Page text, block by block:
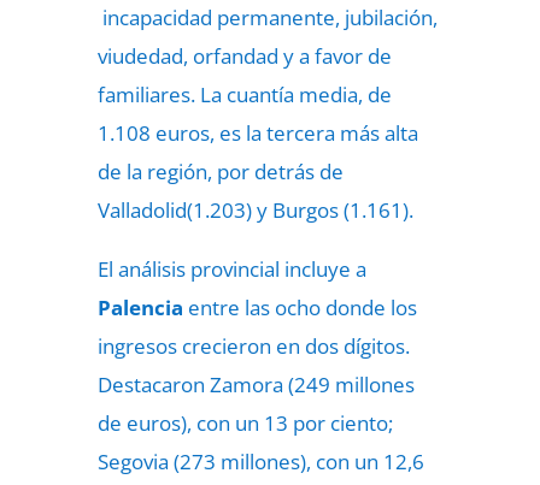
incapacidad permanente, jubilación,
viudedad, orfandad y a favor de
familiares. La cuantía media, de
1.108 euros, es la tercera más alta
de la región, por detrás de
Valladolid(1.203) y Burgos (1.161).
El análisis provincial incluye a
Palencia entre las ocho donde los
ingresos crecieron en dos dígitos.
Destacaron Zamora (249 millones
de euros), con un 13 por ciento;
Segovia (273 millones), con un 12,6